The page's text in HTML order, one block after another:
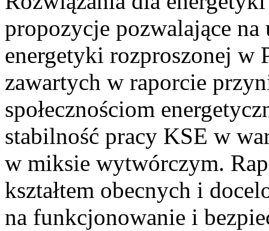
propozycje pozwalające
energetyki rozproszonej w
zawartych w raporcie
społecznościom
stabilność pracy KSE w
w miksie wytwórczym.
kształtem obecnych i
na funkcjonowanie i